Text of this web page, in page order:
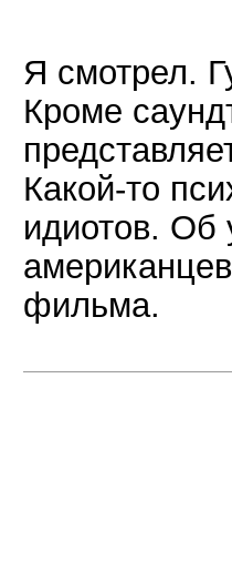
Я смотрел.
Кроме
Какой-то
идиотов. Об
фильма.